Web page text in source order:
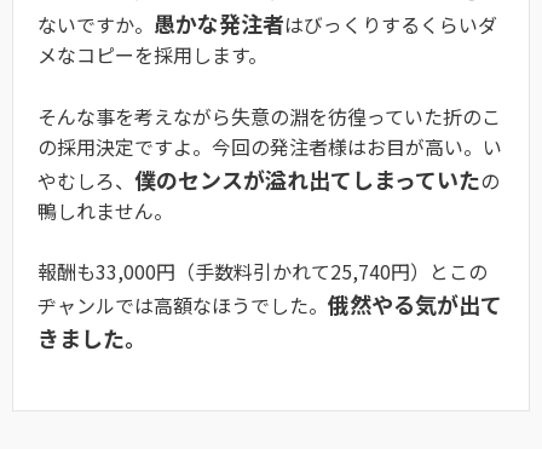
ないですか。 愚かな発注者はびっくりするくらいダ
メなコピーを採用します。
そんな事を考えながら失意の淵を彷徨っていた折のこ
の採用決定ですよ。今回の発注者様はお目が高い。い
やむしろ、 僕のセンスが溢れ出てしまっていたの
鴨しれません。
報酬も33,000円（手数料引かれて25,740円）とこの
ヂャンルでは高額なほうでした。 俄然やる気が出て
きました。